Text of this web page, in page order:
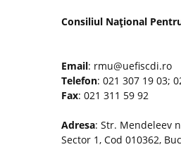
Consiliul Naţional
Email: rmu@uefiscdi.ro
Telefon: 021 307 19 03;
Fax: 021 311 59 92
Adresa: Str. Mendeleev
Sector 1, Cod 010362,